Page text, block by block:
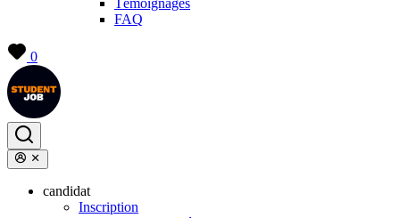
Témoignages
FAQ
0
candidat
Inscription